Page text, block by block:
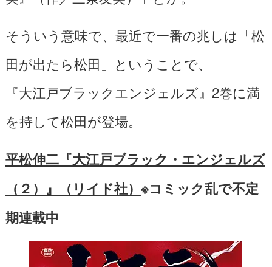
そういう意味で、最近で一番の兆しは「松
田が出たら松田」ということで、
『大江戸ブラックエンジェルズ』2巻に満
を持して松田が登場。
平松伸二『大江戸ブラック・エンジェルズ
（２）』（リイド社） ※コミック乱で不定
期連載中